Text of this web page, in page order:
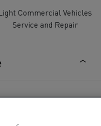
Commercial Vehicles
Service and Repair